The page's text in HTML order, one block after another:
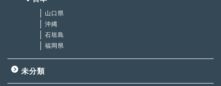
山口県
沖縄
石垣島
福岡県
未分類